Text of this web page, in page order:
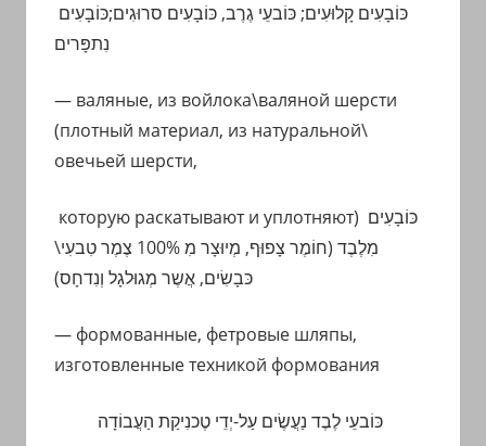
כּוֹבָעִים קָלוּעִים;כּוֹבעֵי גֶרֶב, כּוֹבָעִים סרוּגִים;כּוֹבָעִים
נִתפָּרים
— валяные, из войлока\валяной шерсти
(плотный материал, из натуральной\
овечьей шерсти,
которую раскатывают и уплотняют) כּוֹבָעִים
מִלֶבֶד (חוֹמֶר צָפוּף, מְיוּצָר מִ 100% צֶמֶר טִבעִי\
כּבָשִׂים, אֲשֶר מְגוּלגָל וְנִדחָס)
— формованные, фетровые шляпы,
изготовленные техникой формования
כּוֹבעֵי לֶבֶד נַעֲשֶׂים עַל-יְדֵיטֶכנִיקַת הַעֲבוֹדָה